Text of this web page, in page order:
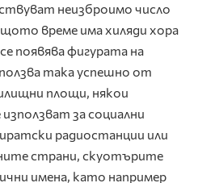
неизброимо число
време има хиляди хора
появява фигурата на
така успешно от
площи, някои
за социални
радиостанции или
страни, скуотърите
имена, като например